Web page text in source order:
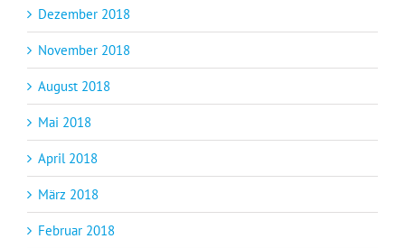
Dezember 2018
November 2018
August 2018
Mai 2018
April 2018
März 2018
Februar 2018